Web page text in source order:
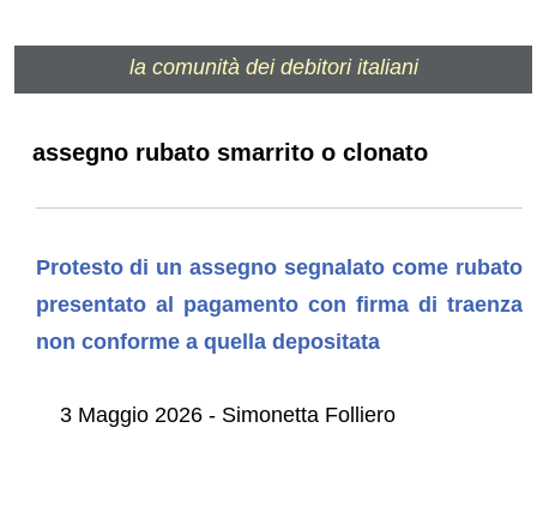
la comunità dei debitori italiani
assegno rubato smarrito o clonato
Protesto di un assegno segnalato come rubato
presentato al pagamento con firma di traenza
non conforme a quella depositata
3 Maggio 2026 - Simonetta Folliero